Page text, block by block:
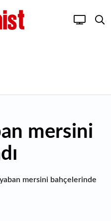
mersini
mersini bahçelerinde